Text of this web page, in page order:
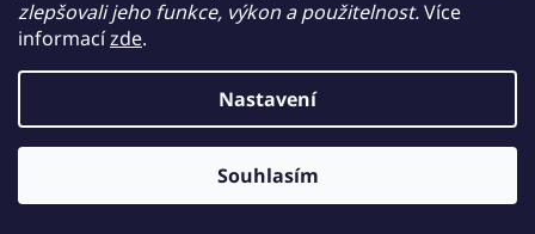
zlepšovali jeho funkce, výkon a použitelnost.Více
informacízde.
Nastavení
Souhlasím